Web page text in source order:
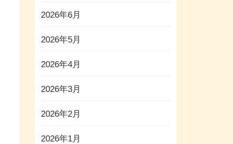
2026年6月
2026年5月
2026年4月
2026年3月
2026年2月
2026年1月